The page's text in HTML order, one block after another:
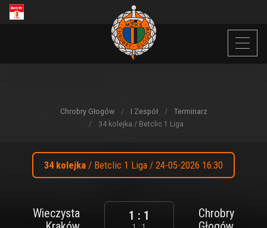
Chrobry Głogów I Zespół
Terminarz
34 kolejka / Betclic 1 Liga
34 kolejka / Betclic 1 Liga / 24-05-2026 16:30
Wieczysta
1 : 1
Chrobry